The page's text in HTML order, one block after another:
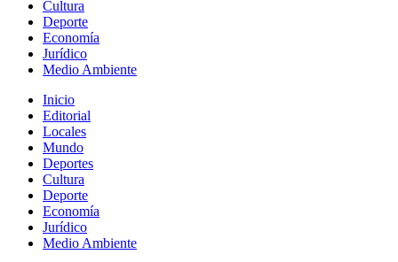
Cultura
Deporte
Economía
Jurídico
Medio Ambiente
Inicio
Editorial
Locales
Mundo
Deportes
Cultura
Deporte
Economía
Jurídico
Medio Ambiente